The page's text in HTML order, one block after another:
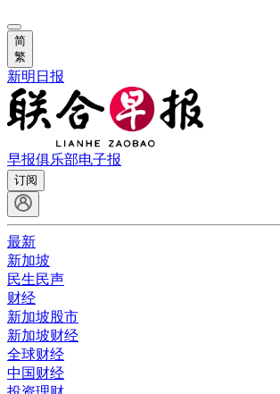
简
繁
新明日报
早报俱乐部电子报
订阅
最新
新加坡
民生民声
财经
新加坡股市
新加坡财经
全球财经
中国财经